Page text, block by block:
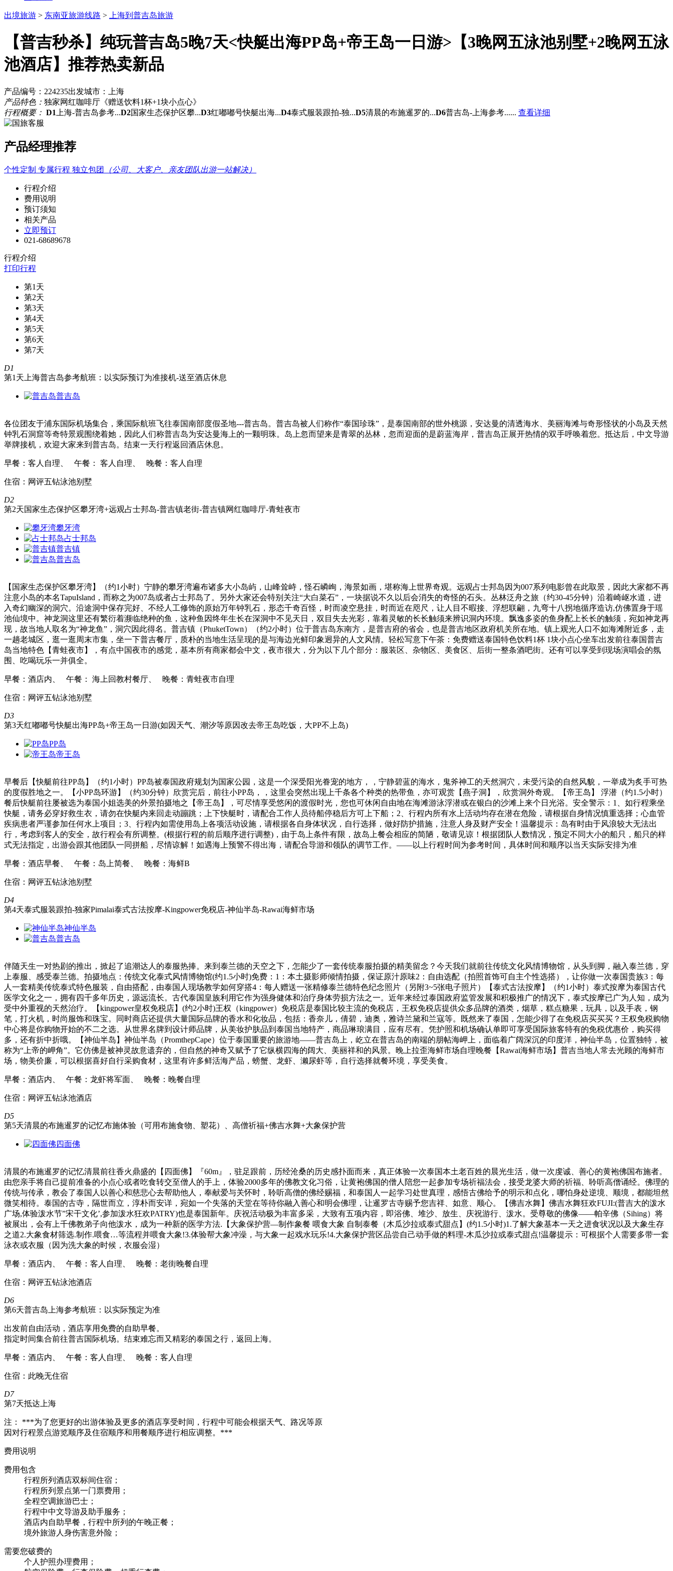
出境旅游 > 东南亚旅游线路 > 上海到普吉岛旅游
【普吉秒杀】纯玩普吉岛5晚7天<快艇出海PP岛+帝王岛一日游>【3晚网五泳池别墅+2晚网五泳
池酒店】推荐热卖新品
产品编号：224235出发城市：上海
产品特色： 独家网红咖啡厅《赠送饮料1杯+1块小点心》
行程概要： D1 上海-普吉岛参考...D2国家生态保护区攀...D3红嘟嘟号快艇出海...D4泰式服装跟拍-独...D5清晨的布施暹罗的...D6普吉岛-上海参考...... 查看详细
产品经理推荐
个性定制 专属行程 独立包团 （公司、大客户、亲友团队出游一站解决）
行程介绍
费用说明
预订须知
相关产品
立即预订
021-68689678
行程介绍
打印行程
第1天
第2天
第3天
第4天
第5天
第6天
第7天
D1
第1天 上海普吉岛参考航班：以实际预订为准接机-送至酒店休息
普吉岛
各位团友于浦东国际机场集合，乘国际航班飞往泰国南部度假圣地---普吉岛。普吉岛被人们称作“泰国珍珠”，是泰国南部的世外桃源，安达曼的清透海水、美丽海滩与奇形怪状的小岛及天然
钟乳石洞窟等奇特景观围绕着她，因此人们称普吉岛为安达曼海上的一颗明珠。岛上忽而望来是青翠的丛林，忽而迎面的是蔚蓝海岸，普吉岛正展开热情的双手呼唤着您。抵达后，中文导游
举牌接机，欢迎大家来到普吉岛。结束一天行程返回酒店休息。
早餐：客人自理、 午餐： 客人自理、 晚餐：客人自理
住宿：网评五钻泳池别墅
D2
第2天国家生态保护区攀牙湾+远观占士邦岛-普吉镇老街-普吉镇网红咖啡厅-青蛙夜市
攀牙湾
占士邦岛
普吉镇
普吉岛
【国家生态保护区攀牙湾】（约1小时）宁静的攀牙湾遍布诸多大小岛屿，山峰耸峙，怪石嶙峋，海景如画，堪称海上世界奇观。远观占士邦岛因为007系列电影曾在此取景，因此大家都不再
注意小岛的本名TapuIsland，而称之为007岛或者占士邦岛了。另外大家还会特别关注“大白菜石”，一块据说不久以后会消失的奇怪的石头。丛林泛舟之旅（约30-45分钟）沿着崎岖水道，进
入奇幻幽深的洞穴。沿途洞中保存完好、不经人工修饰的原始万年钟乳石，形态千奇百怪，时而凌空悬挂，时而近在咫尺，让人目不暇接、浮想联翩，九弯十八拐地循序造访,仿佛置身于瑶
池仙境中。神龙洞这里还有繁衍着濒临绝种的鱼，这种鱼因终年生长在深洞中不见天日，双目失去光彩，靠着灵敏的长长触须来辨识洞内环境。飘逸多姿的鱼身配上长长的触须，宛如神龙再
现，故当地人取名为“神龙鱼”，洞穴因此得名。普吉镇（PhuketTown）（约2小时）位于普吉岛东南方，是普吉府的省会，也是普吉地区政府机关所在地。镇上观光人口不如海滩附近多，走
一趟老城区，逛一逛周末市集，坐一下普吉餐厅，质朴的当地生活呈现的是与海边光鲜印象迥异的人文风情。轻松写意下午茶：免费赠送泰国特色饮料1杯 1块小点心坐车出发前往泰国普吉
岛当地特色【青蛙夜市】，有点中国夜市的感觉，基本所有商家都会中文，夜市很大，分为以下几个部分：服装区、杂物区、美食区、后街一整条酒吧街。还有可以享受到现场演唱会的氛
围、吃喝玩乐一并俱全。
早餐：酒店内、 午餐： 海上回教村餐厅、 晚餐：青蛙夜市自理
住宿：网评五钻泳池别墅
D3
第3天红嘟嘟号快艇出海PP岛+帝王岛一日游(如因天气、潮汐等原因改去帝王岛吃饭，大PP不上岛)
PP岛
帝王岛
早餐后【快艇前往PP岛】（约1小时）PP岛被泰国政府规划为国家公园，这是一个深受阳光眷宠的地方，，宁静碧蓝的海水，鬼斧神工的天然洞穴，未受污染的自然风貌，一举成为炙手可热
的度假胜地之一。【小PP岛环游】（约30分钟）欣赏完后，前往小PP岛，，这里会突然出现上千条各个种类的热带鱼，亦可观赏【燕子洞】，欣赏洞外奇观。【帝王岛】 浮潜（约1.5小时）
餐后快艇前往屡被选为泰国小姐选美的外景拍摄地之【帝王岛】，可尽情享受悠闲的渡假时光，您也可休闲自由地在海滩游泳浮潜或在银白的沙滩上来个日光浴。安全警示：1、如行程乘坐
快艇，请务必穿好救生衣，请勿在快艇内来回走动蹦跳；上下快艇时，请配合工作人员待船停稳后方可上下船；2、行程内所有水上活动均存在潜在危险，请根据自身情况慎重选择；心血管
疾病患者严谨参加任何水上项目；3、行程内如需使用岛上各项活动设施，请根据各自身体状况，自行选择，做好防护措施，注意人身及财产安全！温馨提示：岛有时由于风浪较大无法出
行，考虑到客人的安全，故行程会有所调整。(根据行程的前后顺序进行调整)，由于岛上条件有限，故岛上餐会相应的简陋，敬请见谅！根据团队人数情况，预定不同大小的船只，船只的样
式无法指定，出游会跟其他团队一同拼船，尽情谅解！如遇海上预警不得出海，请配合导游和领队的调节工作。——以上行程时间为参考时间，具体时间和顺序以当天实际安排为准
早餐：酒店早餐、 午餐：岛上简餐、 晚餐：海鲜B
住宿：网评五钻泳池别墅
D4
第4天泰式服装跟拍-独家Pimalai泰式古法按摩-Kingpower免税店-神仙半岛-Rawai海鲜市场
神仙半岛
普吉岛
伴随天生一对热剧的推出，掀起了追潮达人的泰服热捧。来到泰兰德的天空之下，怎能少了一套传统泰服拍摄的精美留念？今天我们就前往传统文化风情博物馆，从头到脚，融入泰兰德，穿
上泰服、感受泰兰德。拍摄地点：传统文化泰式风情博物馆(约1.5小时)免费：1：本土摄影师倾情拍摄，保证原汁原味2：自由选配（拍照首饰可自主个性选搭），让你做一次泰国贵族3：每
人一套精美传统泰式特色服装，自由搭配，由泰国人现场教学如何穿搭4：每人赠送一张精修泰兰德特色纪念照片（另附3~5张电子照片）【泰式古法按摩】（约1小时）泰式按摩为泰国古代
医学文化之一，拥有四千多年历史，源远流长。古代泰国皇族利用它作为强身健体和治疗身体劳损方法之一。近年来经过泰国政府监管发展和积极推广的情况下，泰式按摩已广为人知，成为
受中外重视的天然治疗。【kingpower皇权免税店】(约2小时)王权（kingpower）免税店是泰国比较主流的免税店，王权免税店提供众多品牌的酒类，烟草，糕点糖果，玩具，以及手表，钢
笔，打火机，时尚服饰和珠宝。同时商店还提供大量国际品牌的香水和化妆品，包括：香奈儿，倩碧，迪奥，雅诗兰黛和兰寇等。既然来了泰国，怎能少得了在免税店买买买？王权免税购物
中心将是你购物开始的不二之选。从世界名牌到设计师品牌，从美妆护肤品到泰国当地特产，商品琳琅满目，应有尽有。凭护照和机场确认单即可享受国际旅客特有的免税优惠价，购买得
多，还有折中折哦。【神仙半岛】神仙半岛（PromthepCape）位于泰国重要的旅游地——普吉岛上，屹立在普吉岛的南端的朋帖海岬上，面临着广阔深沉的印度洋，神仙半岛，位置独特，被
称为“上帝的岬角”。它仿佛是被神灵故意遗弃的，但自然的神奇又赋予了它纵横四海的阔大、美丽祥和的风景。晚上拉歪海鲜市场自理晚餐【Rawai海鲜市场】普吉当地人常去光顾的海鲜市
场，物美价廉，可以根据喜好自行采购食材，这里有许多鲜活海产品，螃蟹、龙虾、濑尿虾等，自行选择就餐环境，享受美食。
早餐：酒店内、 午餐：龙虾将军面、 晚餐：晚餐自理
住宿：网评五钻泳池酒店
D5
第5天清晨的布施暹罗的记忆布施体验（可用布施食物、塑花）、高僧祈福+佛吉水舞+大象保护营
四面佛
清晨的布施暹罗的记忆清晨前往香火鼎盛的【四面佛】『60m』，驻足跟前，历经沧桑的历史感扑面而来，真正体验一次泰国本土老百姓的晨光生活，做一次虔诚、善心的黄袍佛国布施者。
由您亲手将自己提前准备的小点心或者吃食转交至僧人的手上，体验2000多年的佛教文化习俗，让黄袍佛国的僧人陪您一起参加专场祈福法会，接受龙婆大师的祈福、聆听高僧诵经。佛理的
传统与传承，教会了泰国人以善心和慈悲心去帮助他人，奉献爱与关怀时，聆听高僧的佛经赐福，和泰国人一起学习处世真理，感悟古佛给予的明示和点化，哪怕身处逆境、顺境，都能坦然
微笑相待。泰国的古寺，隔世而立，淳朴而安详，宛如一个失落的天堂在等待你融入善心和明会佛理，让暹罗古寺赐予您吉祥、如意、顺心。【佛吉水舞】佛吉水舞狂欢FUJI:(普吉大的泼水
广场,体验泼水节”宋干文化’,参加泼水狂欢PATRY)也是泰国新年。庆祝活动极为丰富多采，大致有五项内容，即浴佛、堆沙、放生、庆祝游行、泼水。受尊敬的佛像——帕辛佛（Sihing）将
被展出，会有上千佛教弟子向他泼水，成为一种新的医学方法.【大象保护营—制作象餐 喂食大象 自制泰餐（木瓜沙拉或泰式甜点】(约1.5小时)1.了解大象基本一天之进食状况以及大象生存
之道2.大象食材筛选.制作.喂食…等流程并喂食大象!3.体验帮大象冲澡，与大象一起戏水玩乐!4.大象保护营区品尝自己动手做的料理-木瓜沙拉或泰式甜点!温馨提示：可根据个人需要多带一套
泳衣或衣服（因为洗大象的时候，衣服会湿）
早餐：酒店内、 午餐：客人自理、 晚餐：老街晚餐自理
住宿：网评五钻泳池酒店
D6
第6天普吉岛 上海参考航班：以实际预定为准
出发前自由活动，酒店享用免费的自助早餐。
指定时间集合前往普吉国际机场。结束难忘而又精彩的泰国之行，返回上海。
早餐：酒店内、 午餐：客人自理、 晚餐：客人自理
住宿：此晚无住宿
D7
第7天抵达上海
注： ***为了您更好的出游体验及更多的酒店享受时间，行程中可能会根据天气、路况等原
因对行程景点游览顺序及住宿顺序和用餐顺序进行相应调整。***
费用说明
费用包含
行程所列酒店双标间住宿；
行程所列景点第一门票费用；
全程空调旅游巴士；
行程中中文导游及助手服务；
酒店内自助早餐，行程中所列的午晚正餐；
境外旅游人身伤害意外险；
需要您破费的
个人护照办理费用；